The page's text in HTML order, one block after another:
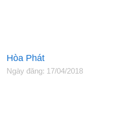
Hòa Phát
Ngày đăng: 17/04/2018